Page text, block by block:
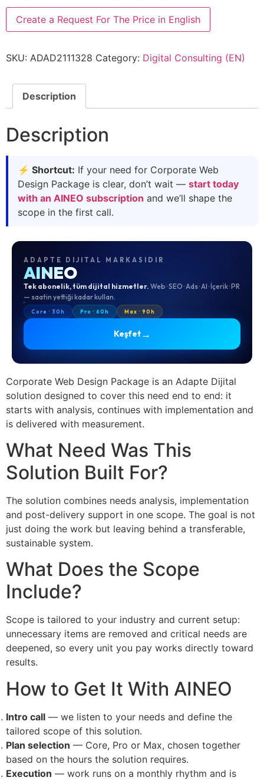
Create a Request For The Price in English
SKU: ADAD2111328 Category: Digital Consulting (EN)
Description
Description
⚡ Shortcut: If your need for Corporate Web
Design Package is clear, don’t wait — start today
with an AINEO subscription and we’ll shape the
scope in the first call.
ADAPTE DIJITAL MARKASIDIR
AINEO
Tek abonelik, tüm dijital hizmetler. Web · SEO · Ads · AI · İçerik · PR
— saatin yettiği kadar kullan.
Core · 30h Pro · 60h Max · 90h
Keşfet→
Corporate Web Design Package is an Adapte Dijital
solution designed to cover this need end to end: it
starts with analysis, continues with implementation and
is delivered with measurement.
What Need Was This
Solution Built For?
The solution combines needs analysis, implementation
and post-delivery support in one scope. The goal is not
just doing the work but leaving behind a transferable,
sustainable system.
What Does the Scope
Include?
Scope is tailored to your industry and current setup:
unnecessary items are removed and critical needs are
deepened, so every unit you pay works directly toward
results.
How to Get It With AINEO
Intro call — we listen to your needs and define the
tailored scope of this solution.
Plan selection — Core, Pro or Max, chosen together
based on the hours the solution requires.
Execution — work runs on a monthly rhythm and is